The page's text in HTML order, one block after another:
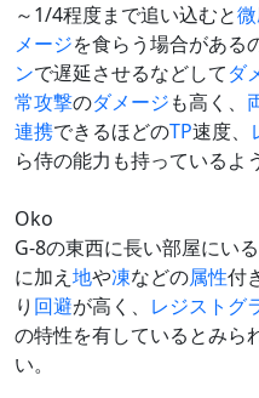
～1/4程度まで追い込むと
メージを食らう場合がある
ンで遅延させるなどしてダ
常攻撃のダメージも高く、
連携できるほどのTP速度、
ら侍の能力も持っているよ
Oko
G-8の東西に長い部屋にいる
に加え 地や凍などの属性付
り 回避が高く、 レジストグ
の特性を有しているとみら
い。